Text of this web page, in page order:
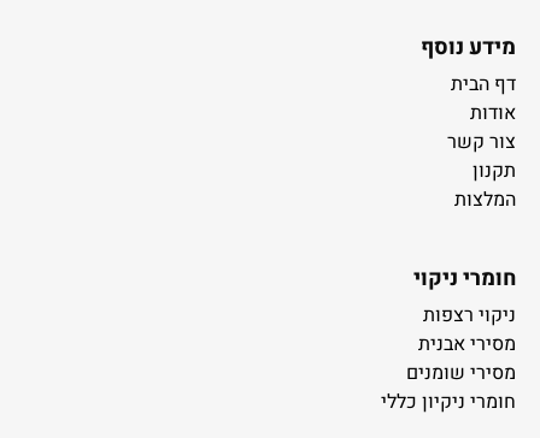
מידע נוסף
דף הבית
אודות
צור קשר
תקנון
המלצות
חומרי ניקוי
ניקוי רצפות
מסירי אבנית
מסירי שומנים
חומרי ניקיון כללי